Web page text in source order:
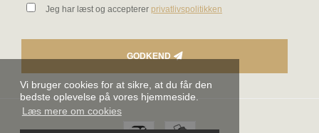
Vi bruger cookies for at sikre, at du får den
bedste oplevelse på vores hjemmeside.
Læs mere om cookies
Jeg har læst og accepterer privatlivspolitikken
GODKEND